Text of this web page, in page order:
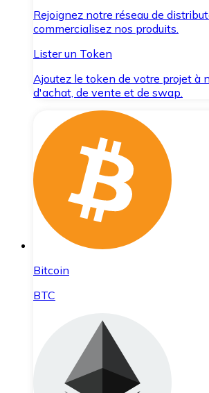
Rejoignez notre réseau de
commercialisez nos produits.
Lister un Token
Ajoutez le token de votre projet à
d'achat, de vente et de swap.
Bitcoin
BTC